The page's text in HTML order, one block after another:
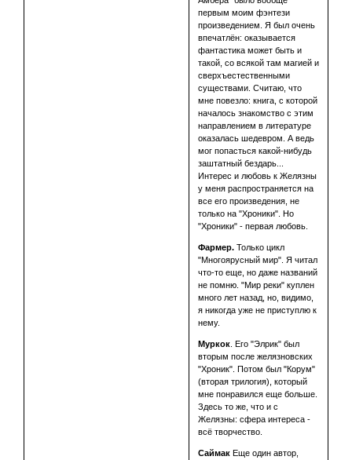
первым моим фэнтези
произведением. Я был очень
впечатлён: оказывается
фантастика может быть и
такой, со всякой там магией и
сверхъестественными
существами. Считаю, что
мне повезло: книга, с которой
началось знакомство с этим
направлением в литературе
оказалась шедевром. А ведь
мог попасться какой-нибудь
заштатный бездарь...
Интерес и любовь к Желязны
у меня распространяется на
все его произведения, не
только на "Хроники". Но
"Хроники" - первая любовь.
Фармер. Только цикл
"Многоярусный мир". Я читал
что-то еще, но даже названий
не помню. "Мир реки" куплен
много лет назад, но, видимо,
я никогда уже не приступлю к
нему.
Муркок . Его "Элрик" был
вторым после желязновских
"Хроник". Потом был "Корум"
(вторая трилогия), который
мне понравился еще больше.
Здесь то же, что и с
Желязны: сфера интереса -
всё творчество.
Саймак Еще один автор,